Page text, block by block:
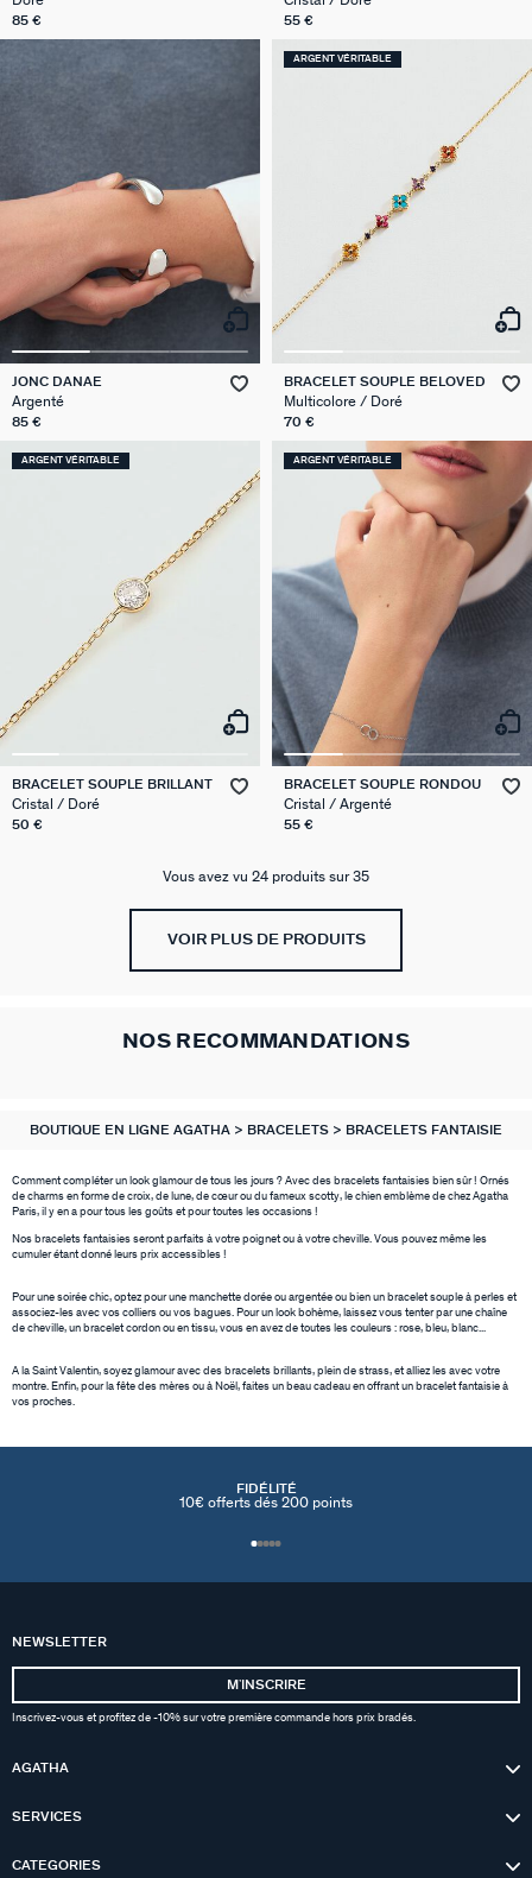
85 € 55 €
JONC DANAE
Argenté
85 €
ARGENT VÉRITABLE
BRACELET SOUPLE BELOVED
Multicolore / Doré
70 €
ARGENT VÉRITABLE
BRACELET SOUPLE BRILLANT
Cristal / Doré
50 €
ARGENT VÉRITABLE
BRACELET SOUPLE RONDOU
Cristal / Argenté
55 €
Vous avez vu 24 produits sur 35
VOIR PLUS DE PRODUITS
NOS RECOMMANDATIONS
BOUTIQUE EN LIGNE AGATHA BRACELETS BRACELETS FANTAISIE
Comment compléter un look glamour de tous les jours ? Avec des bracelets fantaisies bien sûr ! Ornés
de charms en forme de croix, de lune, de cœur ou du fameux scotty, le chien emblème de chez Agatha
Paris, il y en a pour tous les goûts et pour toutes les occasions !
Nos bracelets fantaisies seront parfaits à votre poignet ou à votre cheville. Vous pouvez même les
cumuler étant donné leurs prix accessibles !
Pour une soirée chic, optez pour une manchette dorée ou argentée ou bien un bracelet souple à perles et
associez-les avec vos colliers ou vos bagues. Pour un look bohème, laissez vous tenter par une chaîne
de cheville, un bracelet cordon ou en tissu, vous en avez de toutes les couleurs : rose, bleu, blanc...
A la Saint Valentin, soyez glamour avec des bracelets brillants, plein de strass, et alliez les avec votre
montre. Enfin, pour la fête des mères ou à Noël, faites un beau cadeau en offrant un bracelet fantaisie à
vos proches.
FIDÉLITÉ
10€ offerts dés 200 points
NEWSLETTER
MʼINSCRIRE
Inscrivez-vous et profitez de -10% sur votre première commande hors prix bradés.
AGATHA
SERVICES
CATEGORIES